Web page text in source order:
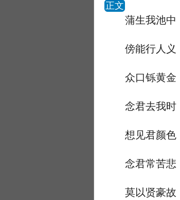
正文
蒲生我池中，
傍能行人义，
众口铄黄金，
念君去我时，
想见君颜色，
念君常苦悲，
莫以贤豪故，